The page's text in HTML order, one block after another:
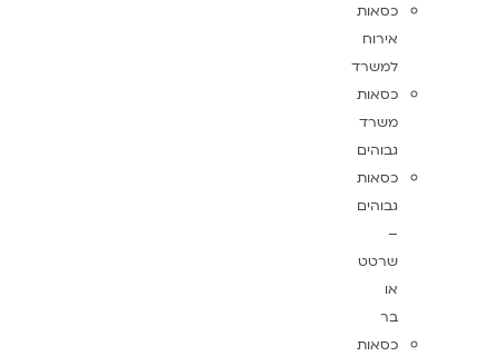
כסאות
אירוח
למשרד
כסאות
משרד
גבוהים
כסאות
גבוהים
–
שרטט
או
בר
כסאות